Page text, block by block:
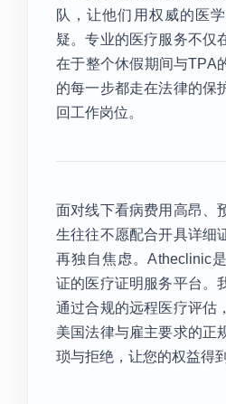
队，让他们用权威的医
疑。专业的医疗服务不仅
在于整个休假期间与TPA
的每一步都走在法律的保
回工作岗位。
面对线下看病费用高昂、
生往往不愿配合开具详细
再独自焦虑。Atheclinic
证的医疗证明服务平台。
通过合规的远程医疗评估
美国法律与雇主要求的正
琐与拒绝，让您的权益得